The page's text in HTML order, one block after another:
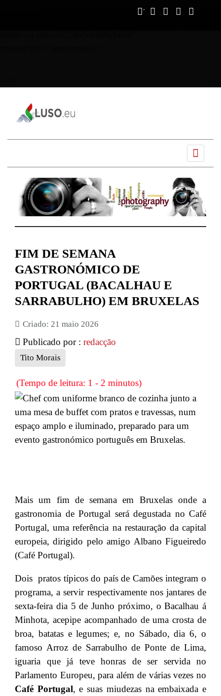
FIM DE SEMANA
GASTRONÓMICO DE
PORTUGAL (BACALHAU E
SARRABULHO) EM BRUXELAS
Criado: 21 maio 2026
Publicado por : redacção
Tito Morais
(Tempo de leitura: 1 - 2 minutos)
Mais um fim de semana em Bruxelas onde a
gastronomia de Portugal será degustada no Café
Portugal, uma referência na restauração da capital
europeia, dirigido pelo amigo Albano Figueiredo
(Café Portugal).
Dois pratos típicos do país de Camões integram o
programa, a servir respectivamente nos jantares de
sexta-feira dia 5 de Junho próximo, o Bacalhau á
Minhota, acepipe acompanhado de uma crosta de
broa, batatas e legumes; e, no Sábado, dia 6, o
famoso Arroz de Sarrabulho de Ponte de Lima,
iguaria que já teve honras de ser servida no
Parlamento Europeu, para além de várias vezes no
Café Portugal, e suas miudezas na embaixada e
Ano
Mês
Próximo
Próximo